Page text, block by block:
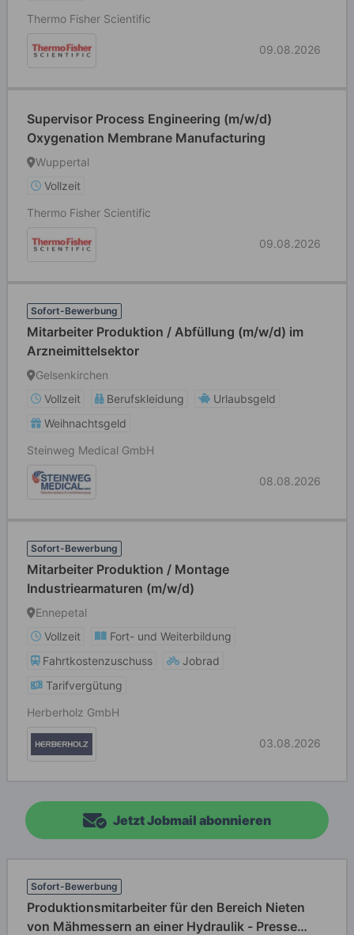
Thermo Fisher Scientific
09.08.2026
Supervisor Process Engineering (m/w/d)
Oxygenation Membrane Manufacturing
Wuppertal
Vollzeit
Thermo Fisher Scientific
09.08.2026
Sofort-Bewerbung
Mitarbeiter Produktion / Abfüllung (m/w/d) im
Arzneimittelsektor
Gelsenkirchen
Vollzeit
Berufskleidung
Urlaubsgeld
Weihnachtsgeld
Steinweg Medical GmbH
08.08.2026
Sofort-Bewerbung
Mitarbeiter Produktion / Montage
Industriearmaturen (m/w/d)
Ennepetal
Vollzeit
Fort- und Weiterbildung
Fahrtkostenzuschuss
Jobrad
Tarifvergütung
Herberholz GmbH
03.08.2026
Jetzt Jobmail abonnieren
Sofort-Bewerbung
Produktionsmitarbeiter für den Bereich Nieten
von Mähmessern an einer Hydraulik - Presse